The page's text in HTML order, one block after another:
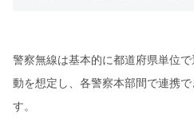
警察無線は基本的に都道府県単位
動を想定し、各警察本部間で連携
す。